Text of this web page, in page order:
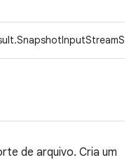
de arquivo. Cria um